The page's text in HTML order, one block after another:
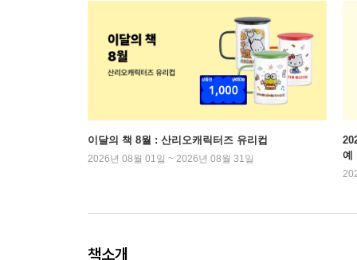
이달의 책 8월 : 산리오캐릭터즈 유리컵
2026년 08월 01일 ~ 2026년 08월 31일
예
책소개